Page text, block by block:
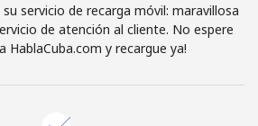
servicio de recarga móvil: maravillosa
de atención al cliente. No espere
HablaCuba.com y recargue ya!